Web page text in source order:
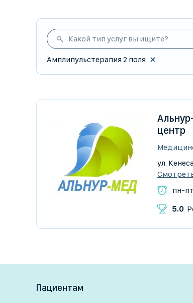
Какой тип услуг вы ищите?
Амплипульстерапия 2 поля
центр
ул.
пн-
5.0
Пациентам